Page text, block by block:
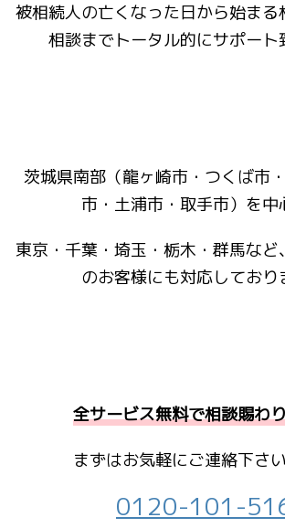
被相続人の亡くなった日から始まる
相談までトータル的にサポート
茨城県南部（龍ヶ崎市・つくば市
市・土浦市・取手市）を中
東京・千葉・埼玉・栃木・群馬など
のお客様にも対応しており
全サービス無料で相談賜わ
まずはお気軽にご連絡下さい
0120-101-